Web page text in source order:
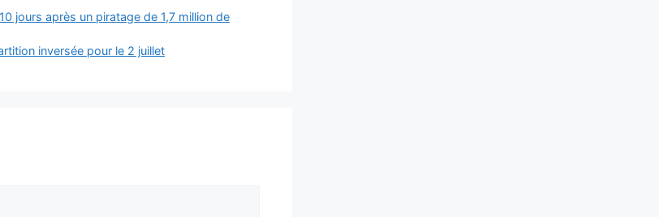
jours après un piratage de 1,7 million de
inversée pour le 2 juillet